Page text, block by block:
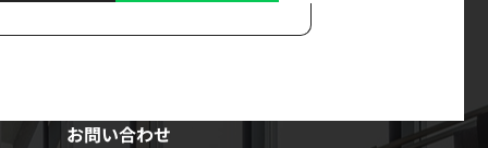
お問い合わせ